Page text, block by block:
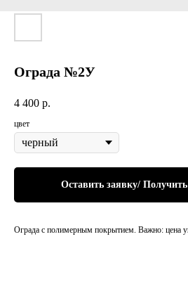
Ограда №2У
4 400 р.
цвет
Оставить заявку/
Ограда с полимерным покрытием. Важно: цена